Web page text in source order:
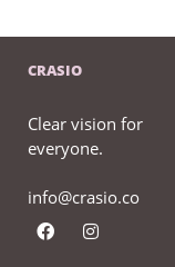
CRASIO
Clear vision for
everyone.
info@crasio.co